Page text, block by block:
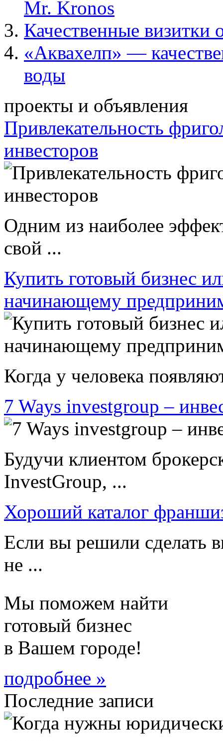
Mr. Kronos
Качественные визитки
«Аквахелп» —
воды
проекты и объявления
Привлекательность
инвесторов
Одним из наиболее
свой ...
Купить готовый бизнес
начинающему
Когда у человека
7 Ways investgroup –
Будучи клиентом
InvestGroup, ...
Хороший каталог
Если вы решили сделать
не ...
Мы поможем найти
готовый бизнес
в Вашем городе!
подробнее »
Последние записи